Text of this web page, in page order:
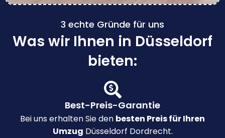
3 echte Gründe für uns
Was wir Ihnen in Düsseldorf
bieten:
Best-Preis-Garantie
Bei uns erhalten Sie den besten Preis für Ihren
Umzug Düsseldorf Dordrecht.